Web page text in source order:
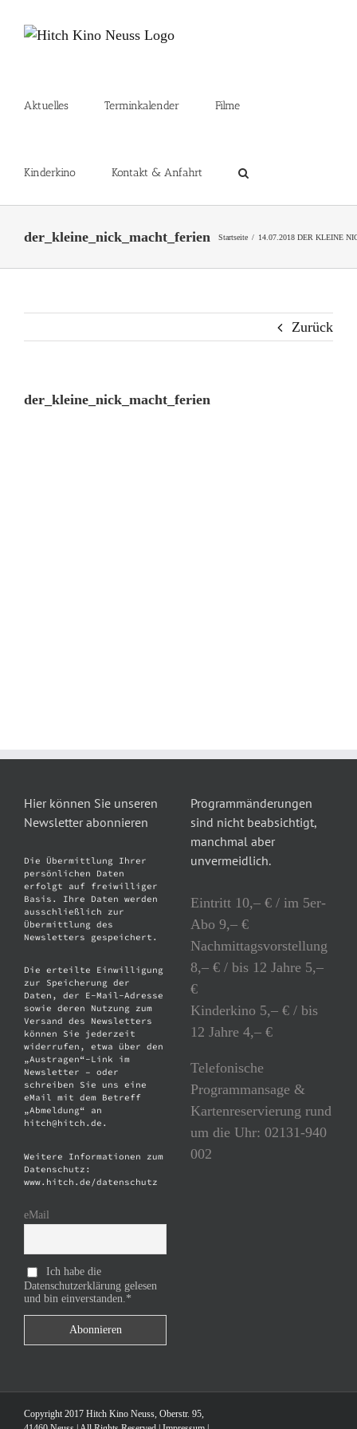
Inhalt
Aktuelles Terminkalender Filme
Kinderkino Kontakt & Anfahrt
der_kleine_nick_macht_ferien Startseite 14.07.2018 DER KLEINE
Zurück
der_kleine_nick_macht_ferien
Hier können Sie unseren
Newsletter abonnieren
Die Übermittlung Ihrer
persönlichen Daten
erfolgt auf freiwilliger
Basis. Ihre Daten werden
ausschließlich zur
Übermittlung des
Newsletters gespeichert.
Die erteilte Einwilligung
zur Speicherung der
Daten, der E-Mail-Adresse
sowie deren Nutzung zum
Versand des Newsletters
können Sie jederzeit
widerrufen, etwa über den
„Austragen“-Link im
Newsletter – oder
schreiben Sie uns eine
eMail mit dem Betreff
„Abmeldung“ an
hitch@hitch.de.
Weitere Informationen zum
Datenschutz:
www.hitch.de/datenschutz
eMail
Ich habe die
Datenschutzerklärung gelesen
und bin einverstanden.*
Programmänderungen
sind nicht beabsichtigt,
manchmal aber
unvermeidlich.
Eintritt 10,– € / im 5er-
Abo 9,– €
Nachmittagsvorstellung
8,– € / bis 12 Jahre 5,–
€
Kinderkino 5,– € / bis
12 Jahre 4,– €
Telefonische
Programmansage &
Kartenreservierung rund
um die Uhr: 02131-940
002
Copyright 2017 Hitch Kino Neuss, Oberstr. 95,